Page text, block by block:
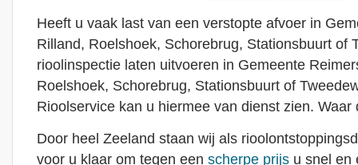
Heeft u vaak last van een verstopte afvoer in
Rilland, Roelshoek, Schorebrug, Stationsbuurt of
rioolinspectie laten uitvoeren in Gemeente
Roelshoek, Schorebrug, Stationsbuurt of
Rioolservice kan u hiermee van dienst zien. Waar
Door heel Zeeland staan wij als
voor u klaar om tegen een scherpe prijs u snel en